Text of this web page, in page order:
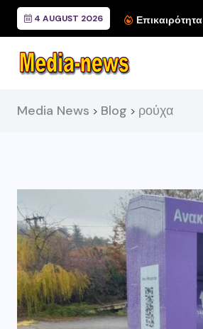
4 AUGUST 2026 Επικαιρότητα
Media News > Blog > ρούχα